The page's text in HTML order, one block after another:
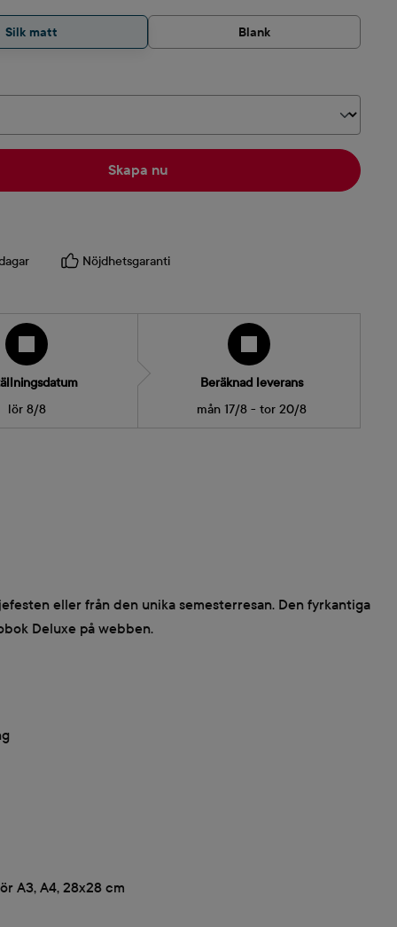
Silk matt Blank
Skapa nu
Nöjdhetsgaranti
lör 8/8
Beräknad leverans
mån 17/8 - tor 20/8
eller från den unika semesterresan. Den fyrkantiga
Deluxe på webben.
A3, A4, 28x28 cm